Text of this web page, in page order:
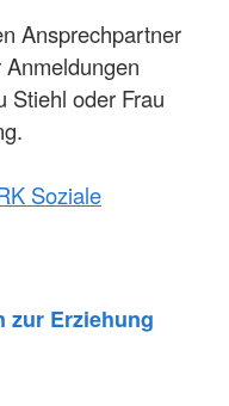
Ansprechpartner
Stiehl oder Frau
Soziale
zur Erziehung